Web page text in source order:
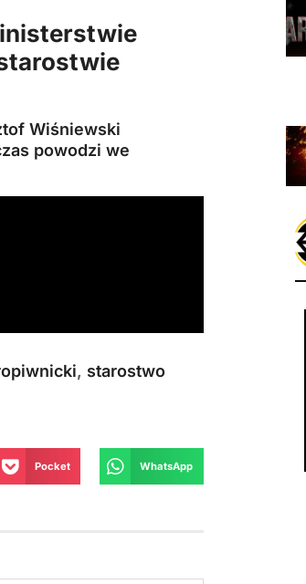
Wiśniewski
powodzi we
, starostwo
Pocket WhatsApp